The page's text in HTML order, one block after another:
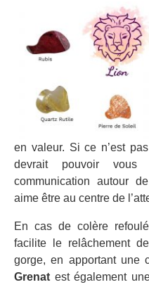
en valeur. Si ce n’est
devrait pouvoir
communication autour
aime être au centre de
En cas de colère
facilite le relâchement
gorge, en apportant une
Grenat est également